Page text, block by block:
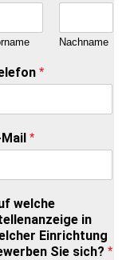
Nachname
*
Mail *
welche
in
Einrichtung
Sie sich? *